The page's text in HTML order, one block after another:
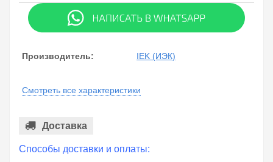
Производитель: IEK (ИЭК)
Смотреть все характеристики
Доставка
Способы доставки и оплаты: